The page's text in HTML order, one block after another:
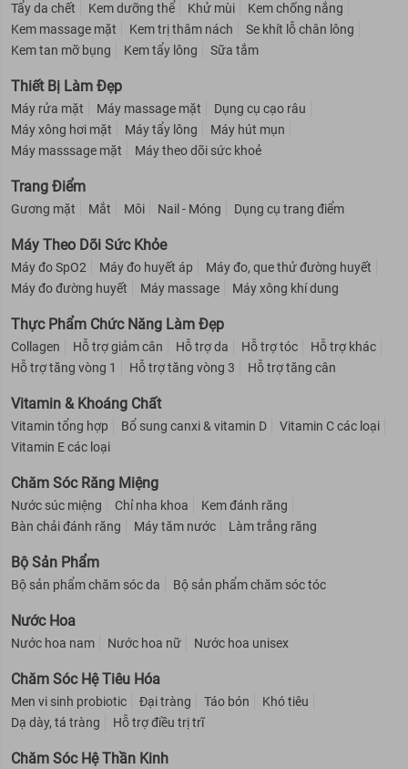
Tẩy da chết Kem dưỡng thể Khử mùi
Kem chống nắng
Kem massage mặt
Kem trị thâm nách
Se khít lỗ chân lông
Kem tan mỡ bụng
Kem tẩy lông Sữa tắm
Thiết Bị Làm Đẹp
Máy rửa mặt Máy massage mặt
Dụng cụ cạo râu
Máy xông hơi mặt
Máy tẩy lông
Máy hút mụn
Máy masssage mặt
Máy theo dõi sức khoẻ
Trang Điểm
Gương mặt Mắt Môi Nail - Móng Dụng cụ trang điểm
Máy Theo Dõi Sức Khỏe
Máy đo SpO2 Máy đo huyết áp
Máy đo, que thử đường huyết
Máy đo đường huyết
Máy massage Máy xông khí dung
Thực Phẩm Chức Năng Làm Đẹp
Collagen Hỗ trợ giảm cân Hỗ trợ da Hỗ trợ tóc
Hỗ trợ khác
Hỗ trợ tăng vòng 1
Hỗ trợ tăng vòng 3 Hỗ trợ tăng cân
Vitamin & Khoáng Chất
Vitamin tổng hợp Bổ sung canxi & vitamin D
Vitamin C các loại
Vitamin E các loại
Chăm Sóc Răng Miệng
Nước súc miệng Chỉ nha khoa
Kem đánh răng
Bàn chải đánh răng
Máy tăm nước Làm trắng răng
Bộ Sản Phẩm
Bộ sản phẩm chăm sóc da Bộ sản phẩm chăm sóc tóc
Nước Hoa
Nước hoa nam Nước hoa nữ Nước hoa unisex
Chăm Sóc Hệ Tiêu Hóa
Men vi sinh probiotic Đại tràng Táo bón
Khó tiêu
Dạ dày, tá tràng
Hỗ trợ điều trị trĩ
Chăm Sóc Hệ Thần Kinh